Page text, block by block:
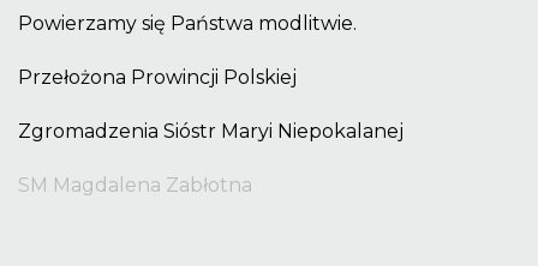
Powierzamy się Państwa modlitwie.
Przełożona Prowincji Polskiej
Zgromadzenia Sióstr Maryi Niepokalanej
SM Magdalena Zabłotna